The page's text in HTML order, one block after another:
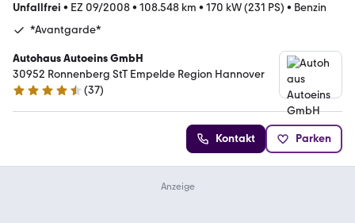
Unfallfrei • EZ 09/2008• 108.548 km • 170 kW (231 PS) • Benzin
*Avantgarde*
Autohaus Autoeins GmbH
30952 Ronnenberg StT Empelde Region Hannover
4.7 Sterne
(37)
Kontakt Parken